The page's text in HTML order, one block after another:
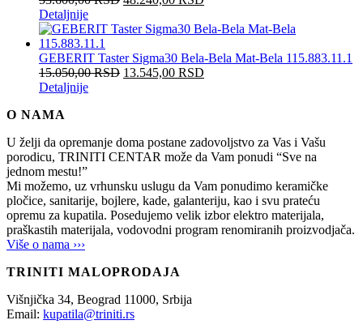
Detaljnije
GEBERIT Taster Sigma30 Bela-Bela Mat-Bela 115.883.11.1
15.050,00RSD 13.545,00 RSD
Detaljnije
O NAMA
U želji da opremanje doma postane zadovoljstvo za Vas i Vašu
porodicu, TRINITI CENTAR može da Vam ponudi “Sve na
jednom mestu!”
Mi možemo, uz vrhunsku uslugu da Vam ponudimo keramičke
pločice, sanitarije, bojlere, kade, galanteriju, kao i svu prateću
opremu za kupatila. Posedujemo velik izbor elektro materijala,
praškastih materijala, vodovodni program renomiranih proizvodjača.
Više o nama ›››
TRINITI MALOPRODAJA
Višnjička 34, Beograd 11000, Srbija
Email: kupatila@triniti.rs